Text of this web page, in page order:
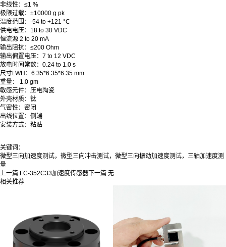
非线性：≤1 %
极限过载：±10000 g pk
温度范围：-54 to +121 °C
供电电压：18 to 30 VDC
恒流源 2 to 20 mA
输出阻抗：≤200 Ohm
输出偏置电压：7 to 12 VDC
放电时间常数：0.24 to 1.0 s
尺寸LWH：6.35*6.35*6.35 mm
重量： 1.0 gm
敏感元件：压电陶瓷
外壳材质：钛
气密性：密闭
出线位置：侧端
安装方式：粘贴
关键词：
微型三向加速度测试，微型三向冲击测试，微型三向振动加速度测试，三轴加速度测
量
上一篇:FC-352C33加速度传感器 下一篇:无
相关推荐